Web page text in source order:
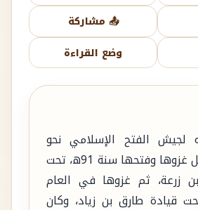
📤 مشاركة
وضع القراءة
لجيش الفتح الإسلامي نحو
الأندلس من أجل غزوها وفتحها سنة 91ه، تحت
زرعة، ثم غزوها في العام
92ه، تحت قيادة طارق بن زياد، وكان